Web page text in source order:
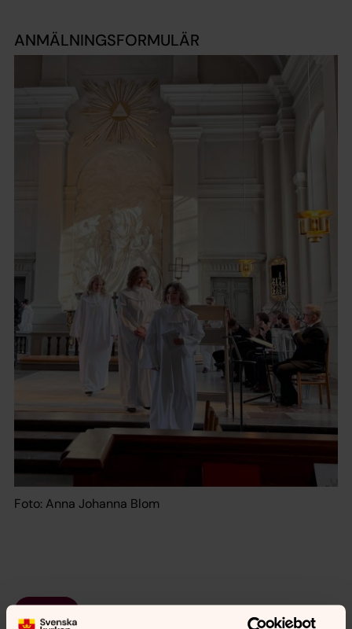
ANMÄLNINGSFORMULÄR
Foto: Anna Johanna Blom